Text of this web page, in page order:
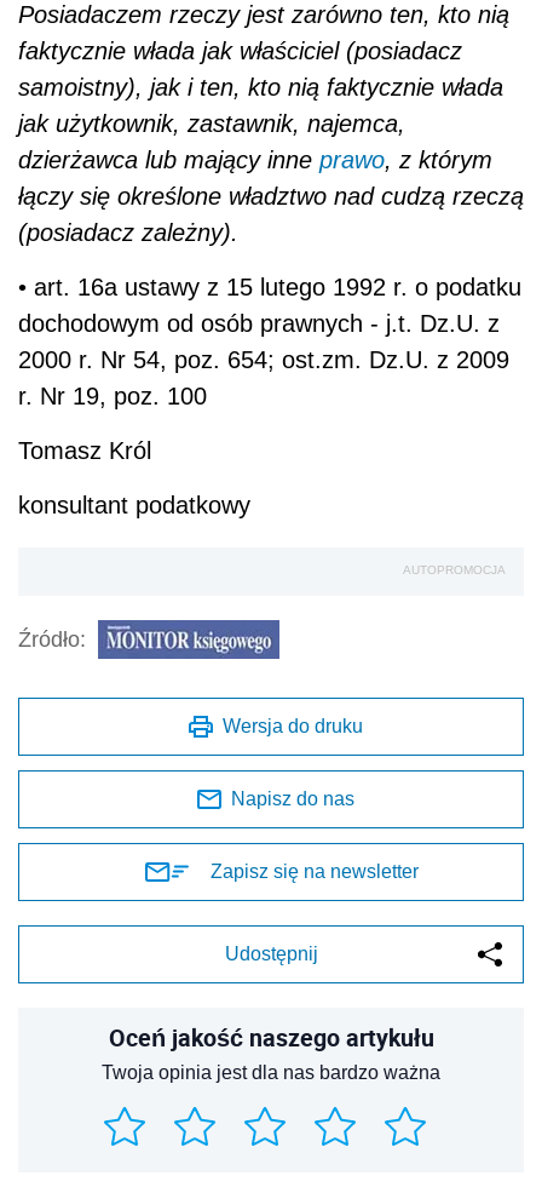
Posiadaczem rzeczy jest zarówno ten, kto nią
faktycznie włada jak właściciel (posiadacz
samoistny), jak i ten, kto nią faktycznie włada
jak użytkownik, zastawnik, najemca,
dzierżawca lub mający inne prawo, z którym
łączy się określone władztwo nad cudzą rzeczą
(posiadacz zależny).
• art. 16a ustawy z 15 lutego 1992 r. o podatku
dochodowym od osób prawnych - j.t. Dz.U. z
2000 r. Nr 54, poz. 654; ost.zm. Dz.U. z 2009
r. Nr 19, poz. 100
Tomasz Król
konsultant podatkowy
AUTOPROMOCJA
Źródło:
Wersja do druku
Napisz do nas
Zapisz się na newsletter
Udostępnij
Oceń jakość naszego artykułu
Twoja opinia jest dla nas bardzo ważna